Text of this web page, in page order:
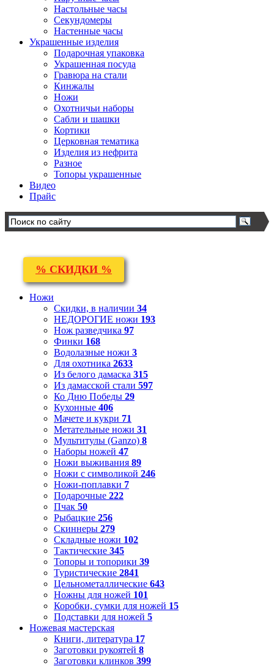
Настольные часы
Секундомеры
Настенные часы
Украшенные изделия
Подарочная упаковка
Украшенная посуда
Гравюра на стали
Кинжалы
Ножи
Охотничьи наборы
Сабли и шашки
Кортики
Церковная тематика
Изделия из нефрита
Разное
Топоры украшенные
Видео
Прайс
% СКИДКИ %
Ножи
Скидки, в наличии 34
НЕДОРОГИЕ ножи 193
Нож разведчика 97
Финки 168
Водолазные ножи 3
Для охотника 2633
Из белого дамаска 315
Из дамасской стали 597
Ко Дню Победы 29
Кухонные 406
Мачете и кукри 71
Метательные ножи 31
Мультитулы (Ganzo) 8
Наборы ножей 47
Ножи выживания 89
Ножи с символикой 246
Ножи-поплавки 7
Подарочные 222
Пчак 50
Рыбацкие 256
Скиннеры 279
Складные ножи 102
Тактические 345
Топоры и топорики 39
Туристические 2841
Цельнометаллические 643
Ножны для ножей 101
Коробки, сумки для ножей 15
Подставки для ножей 5
Ножевая мастерская
Книги, литература 17
Заготовки рукоятей 8
Заготовки клинков 399